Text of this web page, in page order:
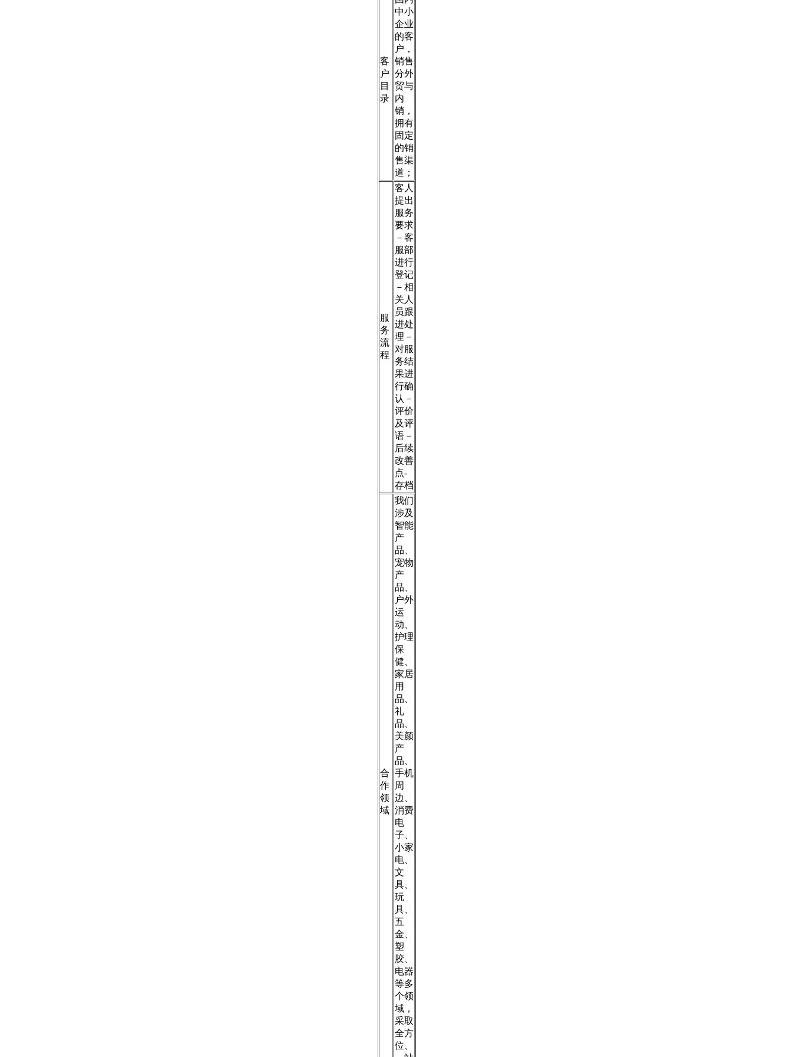
客
户
目
录
中小
企业
的客
户，
销售
分外
贸与
内
销，
拥有
固定
的销
售渠
道；
服
务
流
程
客人
提出
服务
要求
－客
服部
进行
登记
－相
关人
员跟
进处
理－
对服
务结
果进
行确
认－
评价
及评
语－
后续
改善
点-
存档
合
作
领
域
我们
涉及
智能
产
品、
宠物
产
品、
户外
运
动、
护理
保
健、
家居
用
品、
礼
品、
美颜
产
品、
手机
周
边、
消费
电
子、
小家
电、
文
具、
玩
具、
五
金、
塑
胶、
电器
等多
个领
域，
采取
全方
位、